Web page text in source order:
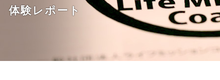
体験レポート